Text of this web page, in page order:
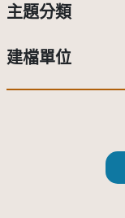
主題分類
建檔單位